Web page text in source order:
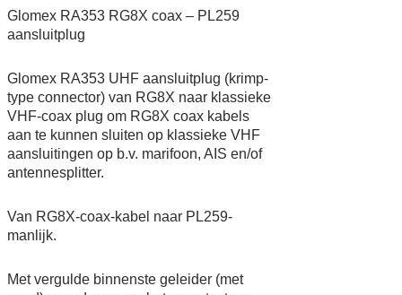
quantity
Glomex RA353 RG8X coax – PL259
aansluitplug
Glomex RA353 UHF aansluitplug (krimp-
type connector) van RG8X naar klassieke
VHF-coax plug om RG8X coax kabels
aan te kunnen sluiten op klassieke VHF
aansluitingen op b.v. marifoon, AIS en/of
antennesplitter.
Van RG8X-coax-kabel naar PL259-
manlijk.
Met vergulde binnenste geleider (met